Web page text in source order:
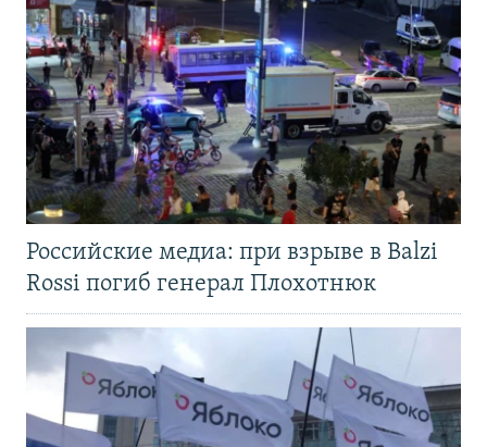
Российские медиа: при взрыве в Balzi
Rossi погиб генерал Плохотнюк